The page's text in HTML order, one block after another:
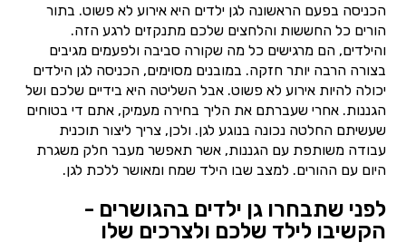
הכניסה בפעם הראשונה לגן ילדים היא אירוע לא פשוט. בתור
הורים כל החששות והלחצים שלכם מתנקזים לרגע הזה.
והילדים, הם מרגישים כל מה שקורה סביבה ולפעמים מגיבים
בצורה הרבה יותר חזקה. במובנים מסוימים, הכניסה לגן הילדים
יכולה להיות אירוע לא פשוט. אבל השליטה היא בידיים שלכם ושל
הגננות. אחרי שעברתם את הליך בחירה מעמיק, אתם די בטוחים
שעשיתם החלטה נכונה בנוגע לגן. ולכן, צריך ליצור תוכנית
עבודה משותפת עם הגננות, אשר תאפשר מעבר חלק משגרת
היום עם ההורים. למצב שבו הילד שמח ומאושר ללכת לגן.
לפני שתבחרו גן ילדים בהגושרים -
הקשיבו לילד שלכם ולצרכים שלו